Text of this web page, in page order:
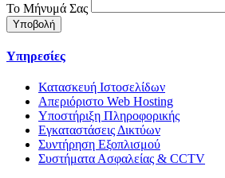
Το Μήνυμά Σας
Υποβολή
Υπηρεσίες
Κατασκευή Ιστοσελίδων
Απεριόριστο Web Hosting
Υποστήριξη Πληροφορικής
Εγκαταστάσεις Δικτύων
Συντήρηση Εξοπλισμού
Συστήματα Ασφαλείας & CCTV